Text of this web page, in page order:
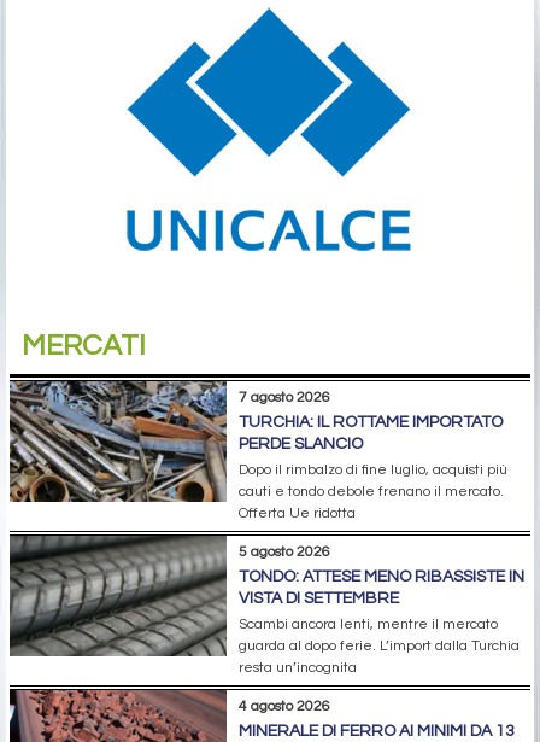
MERCATI
7 agosto 2026
TURCHIA: IL ROTTAME IMPORTATO
PERDE SLANCIO
Dopo il rimbalzo di fine luglio, acquisti più
cauti e tondo debole frenano il mercato.
Offerta Ue ridotta
5 agosto 2026
TONDO: ATTESE MENO RIBASSISTE IN
VISTA DI SETTEMBRE
Scambi ancora lenti, mentre il mercato
guarda al dopo ferie. L’import dalla Turchia
resta un’incognita
4 agosto 2026
MINERALE DI FERRO AI MINIMI DA 13